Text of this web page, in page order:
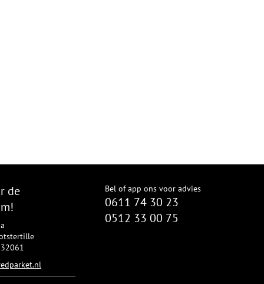
de
Bel of app ons voor advies
0611 74 30 23
0512 33 00 75